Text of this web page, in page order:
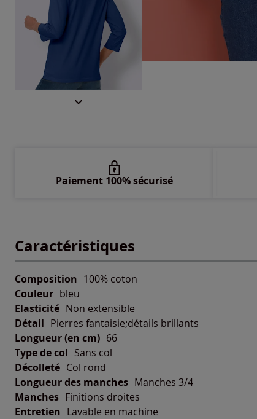
Caractéristiques
Composition 100% coton
Couleur bleu
Elasticité Non extensible
Détail Pierres fantaisie;détails brillants
Longueur (en cm) 66
Type de col Sans col
Décolleté Col rond
Longueur des manches Manches 3/4
Manches Finitions droites
Entretien Lavable en machine
Paiement 100% sécurisé